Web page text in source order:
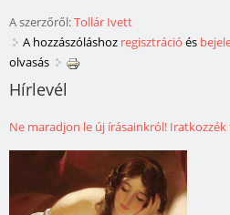
A szerzőről:Tollár Ivett
A hozzászóláshoz regisztráció és
olvasás
Hírlevél
Ne maradjon le új írásainkról!